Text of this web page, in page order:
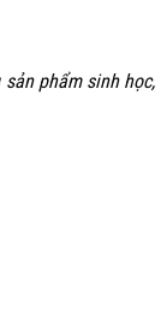
phẩm sinh học,